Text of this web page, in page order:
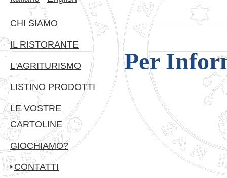
Per
CHI SIAMO
IL RISTORANTE
L'AGRITURISMO
LISTINO PRODOTTI
LE VOSTRE
CARTOLINE
GIOCHIAMO?
CONTATTI